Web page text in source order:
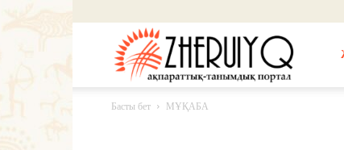
Басты бет МҰҚАБА